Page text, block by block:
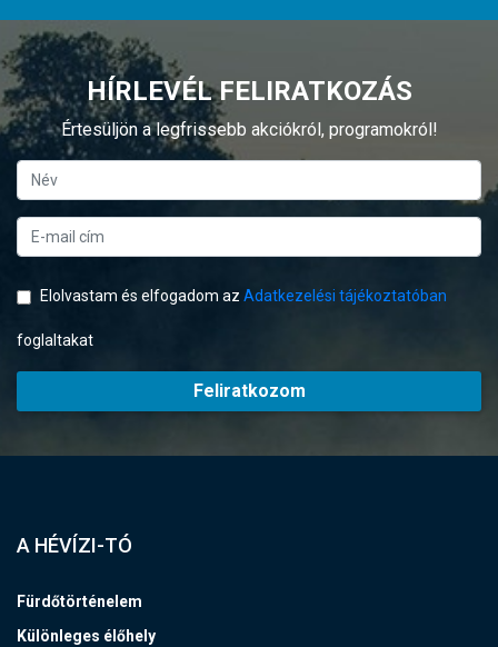
HÍRLEVÉL FELIRATKOZÁS
Értesüljön a legfrissebb akciókról, programokról!
Elolvastam és elfogadom az Adatkezelési tájékoztatóban
foglaltakat
Feliratkozom
A HÉVÍZI-TÓ
Fürdőtörténelem
Különleges élőhely